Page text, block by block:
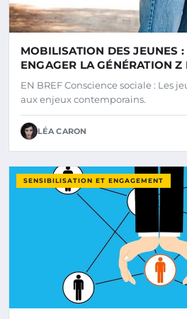
MOBILISATION DES JEUNES
ENGAGER LA GÉNÉRATION Z
CHANGEMENT SOCIÉTAL
EN BREF Conscience sociale : Les
aux enjeux contemporains.
LÉA CARON
SENSIBILISATION ET ENGAGEMENT